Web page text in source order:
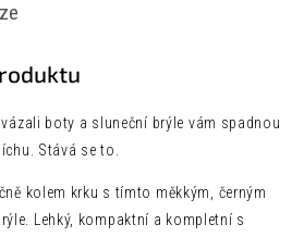
boty a sluneční brýle vám spadnou
Stává se to.
kolem krku s tímto měkkým, černým
Lehký, kompaktní a kompletní s